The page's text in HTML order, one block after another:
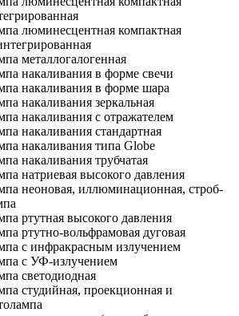
люминесцентная компактная
металлогалогенная
накаливания в форме свечи
накаливания в форме шара
накаливания зеркальная
накаливания с отражателем
накаливания стандартная
накаливания типа Globe
накаливания трубчатая
натриевая высокого давления
неоновая, иллюминационная, строб-
ртутная высокого давления
ртутно-вольфрамовая дуговая
с инфракрасным излучением
с УФ-излучением
светодиодная
студийная, проекционная и